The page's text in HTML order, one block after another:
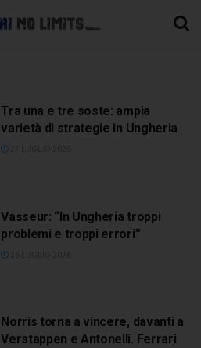
Tra una e tre soste: ampia
varietà di strategie in Ungheria
Vasseur: “In Ungheria troppi
problemi e troppi errori”
Norris torna a vincere, davanti a
Verstappen e Antonelli. Ferrari